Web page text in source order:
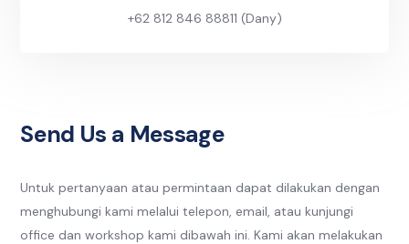
+62 812 846 88811 (Dany)
Send Us a Message
Untuk pertanyaan atau permintaan dapat dilakukan dengan
menghubungi kami melalui telepon, email, atau kunjungi
office dan workshop kami dibawah ini. Kami akan melakukan